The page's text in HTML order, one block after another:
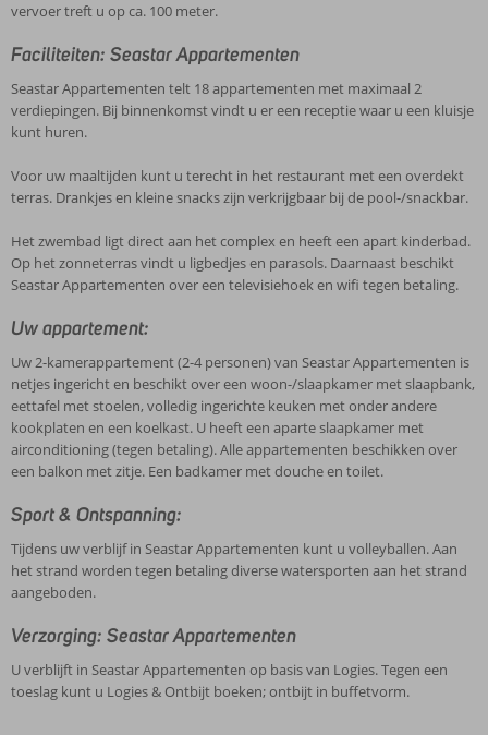
vervoer treft u op ca. 100 meter.
Faciliteiten: Seastar Appartementen
Seastar Appartementen telt 18 appartementen met maximaal 2
verdiepingen. Bij binnenkomst vindt u er een receptie waar u een kluisje
kunt huren.
Voor uw maaltijden kunt u terecht in het restaurant met een overdekt
terras. Drankjes en kleine snacks zijn verkrijgbaar bij de pool-/snackbar.
Het zwembad ligt direct aan het complex en heeft een apart kinderbad.
Op het zonneterras vindt u ligbedjes en parasols. Daarnaast beschikt
Seastar Appartementen over een televisiehoek en wifi tegen betaling.
Uw appartement:
Uw 2-kamerappartement (2-4 personen) van Seastar Appartementen is
netjes ingericht en beschikt over een woon-/slaapkamer met slaapbank,
eettafel met stoelen, volledig ingerichte keuken met onder andere
kookplaten en een koelkast. U heeft een aparte slaapkamer met
airconditioning (tegen betaling). Alle appartementen beschikken over
een balkon met zitje. Een badkamer met douche en toilet.
Sport & Ontspanning:
Tijdens uw verblijf in Seastar Appartementen kunt u volleyballen. Aan
het strand worden tegen betaling diverse watersporten aan het strand
aangeboden.
Verzorging: Seastar Appartementen
U verblijft in Seastar Appartementen op basis van Logies. Tegen een
toeslag kunt u Logies & Ontbijt boeken; ontbijt in buffetvorm.